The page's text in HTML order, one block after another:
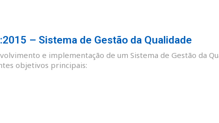
– Sistema de Gestão da Qualidade
e implementação de um Sistema de Gestão da
objetivos principais: